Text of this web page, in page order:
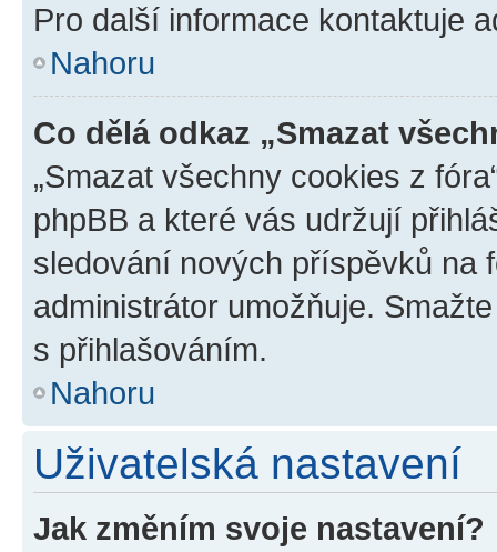
Pro další informace kontaktuje
Nahoru
Co dělá odkaz „Smazat
„Smazat všechny cookies z
phpBB a které vás udržují
sledování nových příspěvků na
administrátor umožňuje.
s přihlašováním.
Nahoru
Uživatelská nastavení
Jak změním svoje nastavení?